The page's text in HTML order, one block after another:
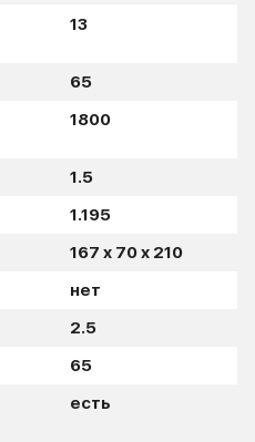
13
65
1800
1.5
1.195
167 х 70 х 210
нет
2.5
65
есть